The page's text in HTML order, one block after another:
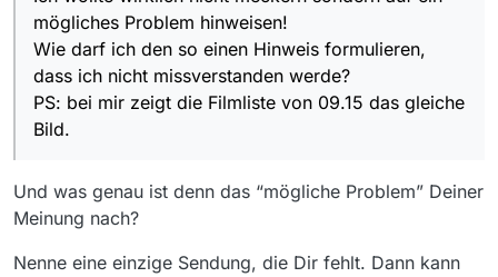
mögliches Problem hinweisen!
Wie darf ich den so einen Hinweis formulieren,
dass ich nicht missverstanden werde?
PS: bei mir zeigt die Filmliste von 09.15 das gleiche
Bild.
Und was genau ist denn das “mögliche Problem” Deiner
Meinung nach?
Nenne eine einzige Sendung, die Dir fehlt. Dann kann